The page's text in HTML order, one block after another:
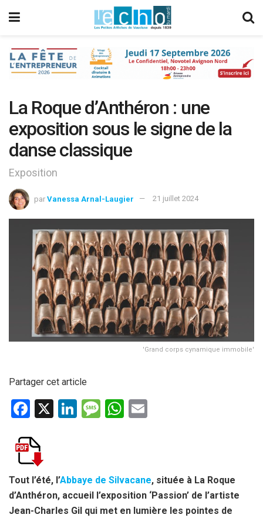
La Roque d’Anthéron : une
exposition sous le signe de la
danse classique
Exposition
par Vanessa Arnal-Laugier 21 juillet 2024
'Grand corps cynamique immobile'
Partager cet article
F
ce
b
o
o
X
Li
n
M
g
e
W
A
p
Tout l’été, l’Abbaye de Silvacane, située à La Roque
d’Anthéron, accueil l’exposition ‘Passion’ de l’artiste
Jean-Charles Gil qui met en lumière les pointes de